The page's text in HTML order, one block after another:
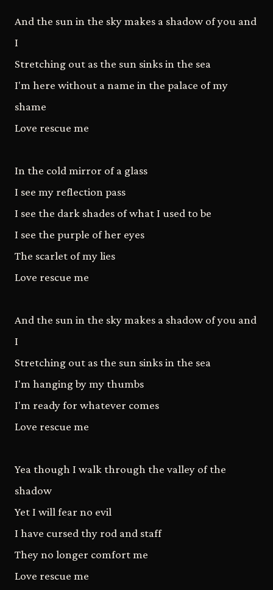
And the sun in the sky makes a shadow of you and
I
Stretching out as the sun sinks in the sea
I'm here without a name in the palace of my
shame
Love rescue me
In the cold mirror of a glass
I see my reflection pass
I see the dark shades of what I used to be
I see the purple of her eyes
The scarlet of my lies
Love rescue me
And the sun in the sky makes a shadow of you and
I
Stretching out as the sun sinks in the sea
I'm hanging by my thumbs
I'm ready for whatever comes
Love rescue me
Yea though I walk through the valley of the
shadow
Yet I will fear no evil
I have cursed thy rod and staff
They no longer comfort me
Love rescue me